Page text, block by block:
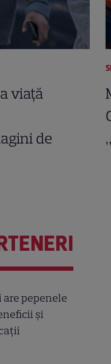
viață
de
are pepenele
și